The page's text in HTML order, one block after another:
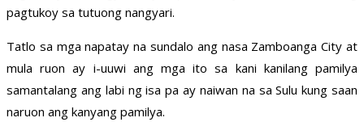
pagtukoy sa tutuong nangyari.
Tatlo sa mga napatay na sundalo ang nasa Zamboanga City at
mula ruon ay i-uuwi ang mga ito sa kani kanilang pamilya
samantalang ang labi ng isa pa ay naiwan na sa Sulu kung saan
naruon ang kanyang pamilya.